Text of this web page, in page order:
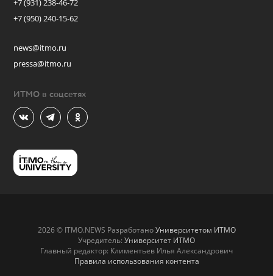
+7 (931) 238-46-72
+7 (950) 240-15-62
news@itmo.ru
pressa@itmo.ru
ИТМО в соцсетях
2026 © ITMO.NEWS РазработаноУниверситетом ИТМО
Учредитель: Университет ИТМО
Главный редактор: Климентьев Илья Александрович
Правила использования контента